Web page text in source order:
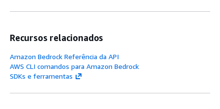
Recursos relacionados
Amazon Bedrock Referência da API
AWS CLI comandos para Amazon Bedrock
SDKs e ferramentas